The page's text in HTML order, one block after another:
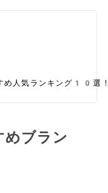
め人気ランキング10選
ブラン